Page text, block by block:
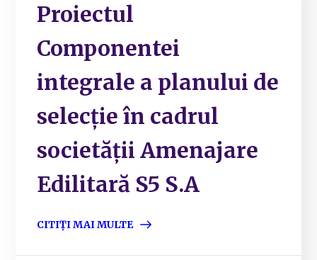
Proiectul
Componentei
integrale a planului de
selecție în cadrul
societății Amenajare
Edilitară S5 S.A
CITIȚI MAI MULTE